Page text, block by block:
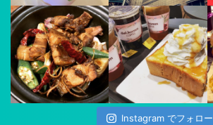
Instagram でフォロー